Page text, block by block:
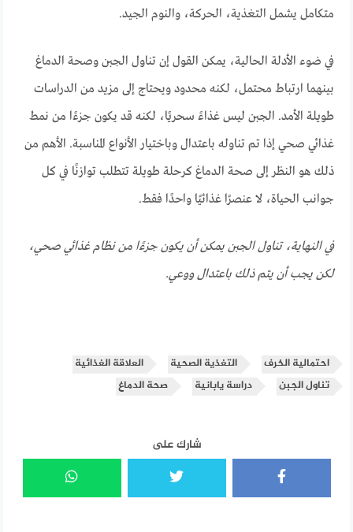
متكامل يشمل التغذية، الحركة، والنوم الجيد.
في ضوء الأدلة الحالية، يمكن القول إن تناول الجبن وصحة الدماغ
بينهما ارتباط محتمل، لكنه محدود ويحتاج إلى مزيد من الدراسات
طويلة الأمد. الجبن ليس غذاءً سحريًا، لكنه قد يكون جزءًا من نمط
غذائي صحي إذا تم تناوله باعتدال وباختيار الأنواع المناسبة. الأهم من
ذلك هو النظر إلى صحة الدماغ كرحلة طويلة تتطلب توازنًا في كل
جوانب الحياة، لا عنصرًا غذائيًا واحدًا فقط.
في النهاية، تناول الجبن يمكن أن يكون جزءًا من نظام غذائي صحي،
لكن يجب أن يتم ذلك باعتدال ووعي.
احتمالية الخرف التغذية الصحية
العلاقة الغذائية
تناول الجبن
دراسة يابانية صحة الدماغ
شارك على